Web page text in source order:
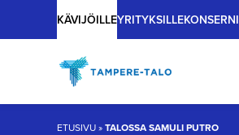
Main
KÄVIJÖILLEYRITYKSILLEKONSERNI
ETUSIVU»TALOSSA SAMULI PUTRO